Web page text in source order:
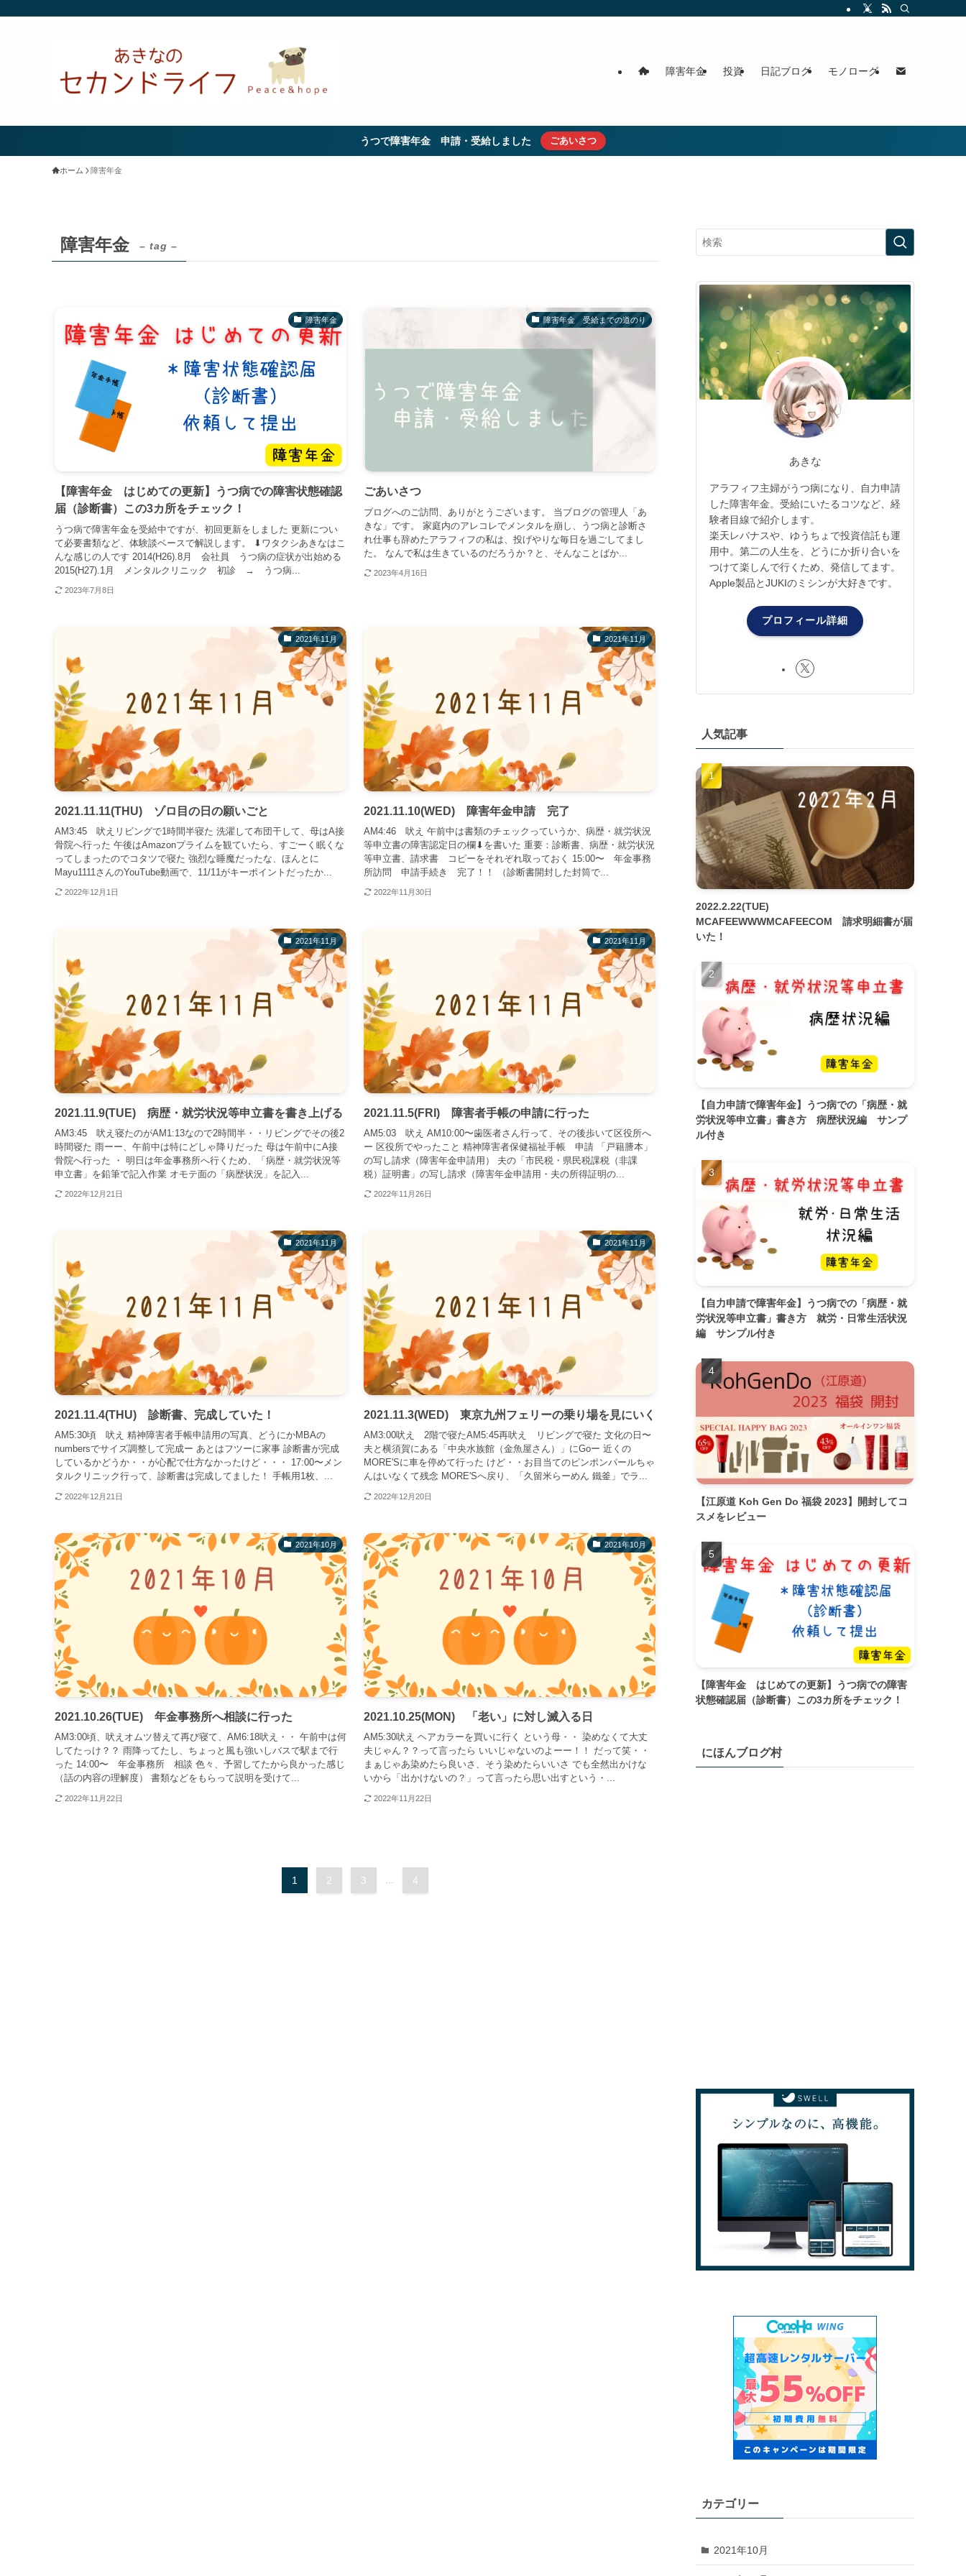
障害年金 投資 日記ブログ モノローグ
うつで障害年金 申請・受給しました ごあいさつ
ホーム 障害年金
障害年金 – tag –
障害年金
【障害年金 はじめての更新】うつ病での障害状態確認
届（診断書）この3カ所をチェック！
うつ病で障害年金を受給中ですが、初回更新をしました 更新につい
て必要書類など、体験談ベースで解説します。 ⬇︎ワタクシあきなはこ
んな感じの人です 2014(H26).8月 会社員 うつ病の症状が出始める
2015(H27).1月 メンタルクリニック 初診 → うつ病...
2023年7月8日
障害年金 受給までの道のり
ごあいさつ
ブログへのご訪問、ありがとうございます。 当ブログの管理人「あ
きな」です。 家庭内のアレコレでメンタルを崩し、うつ病と診断さ
れ仕事も辞めたアラフィフの私は、投げやりな毎日を過ごしてまし
た。 なんで私は生きているのだろうか？と、そんなことばか...
2023年4月16日
2021年11月
2021.11.11(THU) ゾロ目の日の願いごと
AM3:45 吠えリビングで1時間半寝た 洗濯して布団干して、母はA接
骨院へ行った 午後はAmazonプライムを観ていたら、すごーく眠くな
ってしまったのでコタツで寝た 強烈な睡魔だったな、ほんとに
Mayu1111さんのYouTube動画で、11/11がキーポイントだったか...
2022年12月1日
2021年11月
2021.11.10(WED) 障害年金申請 完了
AM4:46 吠え 午前中は書類のチェックっていうか、病歴・就労状況
等申立書の障害認定日の欄⬇︎を書いた 重要：診断書、病歴・就労状況
等申立書、請求書 コピーをそれぞれ取っておく 15:00〜 年金事務
所訪問 申請手続き 完了！！ （診断書開封した封筒で...
2022年11月30日
2021年11月
2021.11.9(TUE) 病歴・就労状況等申立書を書き上げる
AM3:45 吠え寝たのがAM1:13なので2時間半・・リビングでその後2
時間寝た 雨ーー、午前中は特にどしゃ降りだった 母は午前中にA接
骨院へ行った ・ 明日は年金事務所へ行くため、「病歴・就労状況等
申立書」を鉛筆で記入作業 オモテ面の「病歴状況」を記入...
2022年12月21日
2021年11月
2021.11.5(FRI) 障害者手帳の申請に行った
AM5:03 吠え AM10:00〜歯医者さん行って、その後歩いて区役所へ
ー 区役所でやったこと 精神障害者保健福祉手帳 申請 「戸籍謄本」
の写し請求（障害年金申請用） 夫の「市民税・県民税課税（非課
税）証明書」の写し請求（障害年金申請用・夫の所得証明の...
2022年11月26日
2021年11月
2021.11.4(THU) 診断書、完成していた！
AM5:30頃 吠え 精神障害者手帳申請用の写真、どうにかMBAの
numbersでサイズ調整して完成ー あとはフツーに家事 診断書が完成
しているかどうか・・が心配で仕方なかったけど・・・ 17:00〜メン
タルクリニック行って、診断書は完成してました！ 手帳用1枚、...
2022年12月21日
2021年11月
2021.11.3(WED) 東京九州フェリーの乗り場を見にいく
AM3:00吠え 2階で寝たAM5:45再吠え リビングで寝た 文化の日〜
夫と横須賀にある「中央水族館（金魚屋さん）」にGoー 近くの
MORE'Sに車を停めて行った けど・・お目当てのピンポンパールちゃ
んはいなくて残念 MORE'Sへ戻り、「久留米らーめん 鐵釜」でラ...
2022年12月20日
2021年10月
2021.10.26(TUE) 年金事務所へ相談に行った
AM3:00頃、吠えオムツ替えて再び寝て、AM6:18吠え・・ 午前中は何
してたっけ？？ 雨降ってたし、ちょっと風も強いしバスで駅まで行
った 14:00〜 年金事務所 相談 色々、予習してたから良かった感じ
（話の内容の理解度） 書類などをもらって説明を受けて...
2022年11月22日
2021年10月
2021.10.25(MON) 「老い」に対し滅入る日
AM5:30吠え ヘアカラーを買いに行く という母・・ 染めなくて大丈
夫じゃん？？って言ったら いいじゃないのよーー！！ だって笑・・
まぁじゃあ染めたら良いさ、そう染めたらいいさ でも全然出かけな
いから「出かけないの？」って言ったら思い出すという・...
2022年11月22日
1 2 3 4
あきな
アラフィフ主婦がうつ病になり、自力申請
した障害年金。受給にいたるコツなど、経
験者目線で紹介します。
楽天レバナスや、ゆうちょで投資信託も運
用中。第二の人生を、どうにか折り合いを
つけて楽しんで行くため、発信してます。
Apple製品とJUKIのミシンが大好きです。
プロフィール詳細
人気記事
2022.2.22(TUE)
MCAFEEWWWMCAFEECOM 請求明細書が届
いた！
【自力申請で障害年金】うつ病での「病歴・就
労状況等申立書」書き方 病歴状況編 サンプ
ル付き
【自力申請で障害年金】うつ病での「病歴・就
労状況等申立書」書き方 就労・日常生活状況
編 サンプル付き
【江原道 Koh Gen Do 福袋 2023】開封してコ
スメをレビュー
【障害年金 はじめての更新】うつ病での障害
状態確認届（診断書）この3カ所をチェック！
にほんブログ村
カテゴリー
2021年10月